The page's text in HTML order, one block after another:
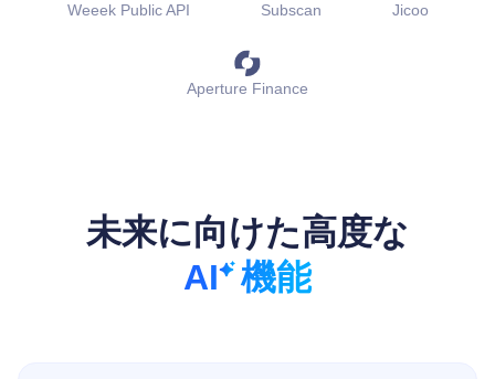
Weeek Public API Subscan Jicoo
Aperture Finance
未来に向けた高度な
AI
機能